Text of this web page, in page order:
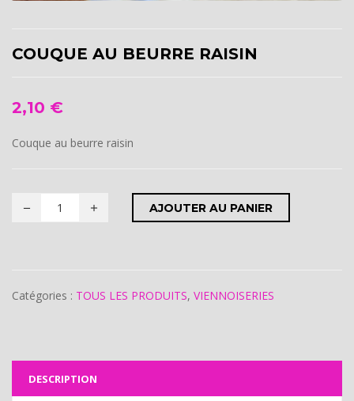
COUQUE AU BEURRE RAISIN
2,10 €
Couque au beurre raisin
AJOUTER AU PANIER
Catégories : TOUS LES PRODUITS, VIENNOISERIES
DESCRIPTION